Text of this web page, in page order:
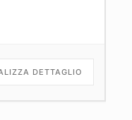
DETTAGLIO